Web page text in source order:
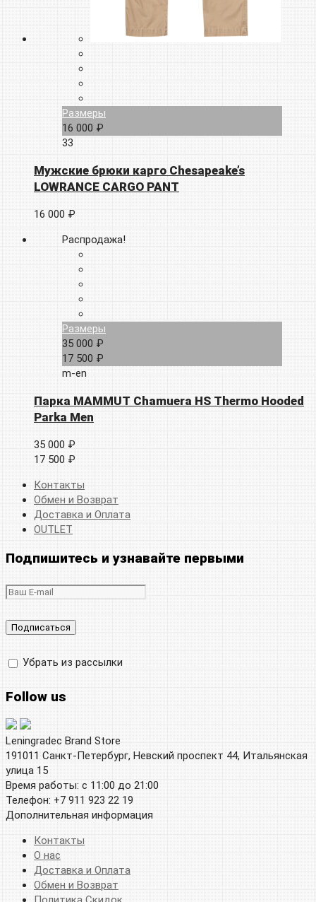
Размеры
16 000 ₽
33
Мужские брюки карго Chesapeake’s
LOWRANCE CARGO PANT
16 000 ₽
Распродажа!
Размеры
35 000 ₽
17 500 ₽
m-en
Парка MAMMUT Chamuera HS Thermo Hooded
Parka Men
35 000 ₽
17 500 ₽
Контакты
Обмен и Возврат
Доставка и Оплата
OUTLET
Подпишитесь и узнавайте первыми
Убрать из рассылки
Follow us
Leningradec Brand Store
191011 Санкт-Петербург, Невский проспект 44, Итальянская
улица 15
Время работы: с 11:00 до 21:00
Телефон: +7 911 923 22 19
Дополнительная информация
Контакты
О нас
Доставка и Оплата
Обмен и Возврат